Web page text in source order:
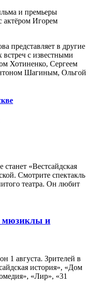
и премьеры
актёром Игорем
представляет в другие
встреч с известными
Хотиненко, Сергеем
Шагиным, Ольгой
«Вестсайдская
Смотрите спектакль
театра. Он любит
мюзиклы и
1 августа. Зрителей в
история», «Дом
«Лир», «31